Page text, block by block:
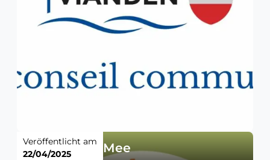
Méi net am Mee
Veröffentlicht am
22/04/2025